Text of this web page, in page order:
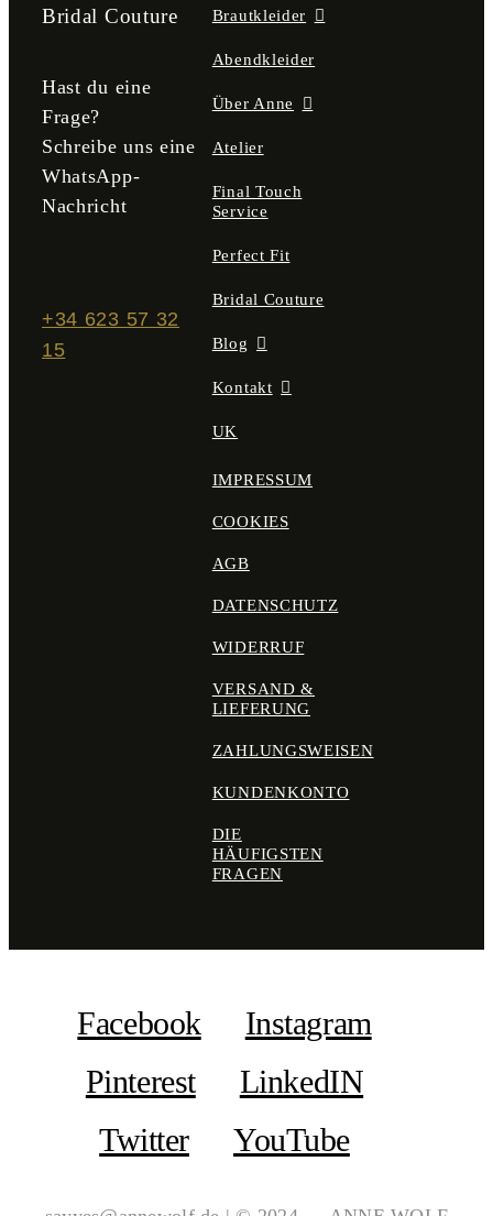
werden
gewählt
Bridal Couture
Hast du eine
Frage?
Schreibe uns eine
WhatsApp-
Nachricht
+34 623 57 32
15
Brautkleider
Abendkleider
Über Anne
Atelier
Final Touch
Service
Perfect Fit
Bridal Couture
Blog
Kontakt
UK
IMPRESSUM
COOKIES
AGB
DATENSCHUTZ
WIDERRUF
VERSAND &
LIEFERUNG
ZAHLUNGSWEISEN
KUNDENKONTO
DIE
HÄUFIGSTEN
FRAGEN
Facebook
Instagram
Pinterest
LinkedIN
Twitter
YouTube